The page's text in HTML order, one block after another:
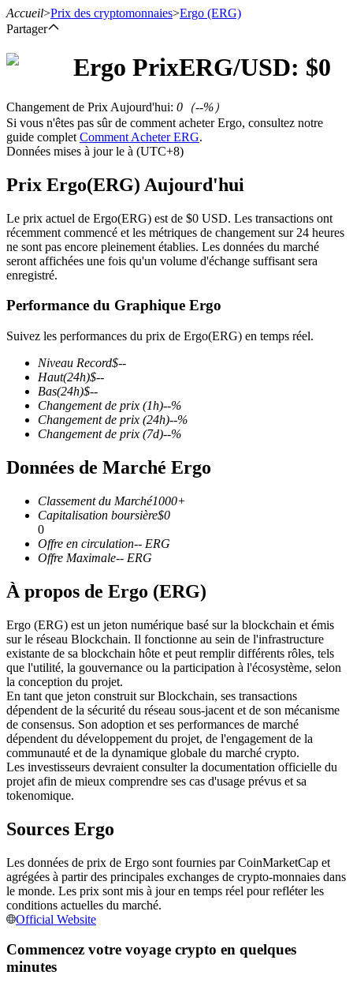
Futures USDT
Futures utilisant l'USDT comme garantie
Futures COIN-M
Contrats à terme sur crypto-monnaie
TradFi
Produits dérivés sur actions, forex, métaux précieux et matières
premières
Futures USDC
Futures utilisant l'USDC comme garantie
Copie de Trading
Accueil>Prix des cryptomonnaies>Ergo (ERG)
Partager
Ergo PrixERG/USD: $0
Changement de Prix Aujourd'hui: 0 （--%）
Si vous n'êtes pas sûr de comment acheter Ergo, consultez notre
guide complet Comment Acheter ERG.
Données mises à jour le à (UTC+8)
Prix Ergo(ERG) Aujourd'hui
Le prix actuel de Ergo(ERG) est de $0 USD. Les transactions ont
récemment commencé et les métriques de changement sur 24 heures
ne sont pas encore pleinement établies. Les données du marché
seront affichées une fois qu'un volume d'échange suffisant sera
enregistré.
Performance du Graphique Ergo
Suivez les performances du prix de Ergo(ERG) en temps réel.
Niveau Record$--
Haut(24h)$--
Bas(24h)$--
Changement de prix (1h)--%
Changement de prix (24h)--%
Changement de prix (7d)--%
Données de Marché Ergo
Classement du Marché1000+
Capitalisation boursière$0
0
Offre en circulation-- ERG
Offre Maximale-- ERG
À propos de Ergo (ERG)
Ergo (ERG) est un jeton numérique basé sur la blockchain et émis
sur le réseau Blockchain. Il fonctionne au sein de l'infrastructure
existante de sa blockchain hôte et peut remplir différents rôles, tels
que l'utilité, la gouvernance ou la participation à l'écosystème, selon
la conception du projet.
En tant que jeton construit sur Blockchain, ses transactions
dépendent de la sécurité du réseau sous-jacent et de son mécanisme
de consensus. Son adoption et ses performances de marché
dépendent du développement du projet, de l'engagement de la
communauté et de la dynamique globale du marché crypto.
Les investisseurs devraient consulter la documentation officielle du
projet afin de mieux comprendre ses cas d'usage prévus et sa
tokenomique.
Sources Ergo
Les données de prix de Ergo sont fournies par CoinMarketCap et
agrégées à partir des principales exchanges de crypto-monnaies dans
le monde. Les prix sont mis à jour en temps réel pour refléter les
conditions actuelles du marché.
Official Website
Commencez votre voyage crypto en quelques
minutes